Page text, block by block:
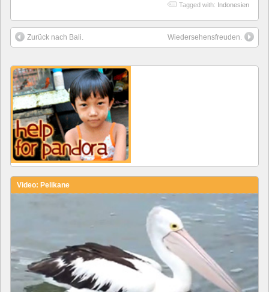
Tagged with: Indonesien
Zurück nach Bali. Wiedersehensfreuden.
Video: Pelikane